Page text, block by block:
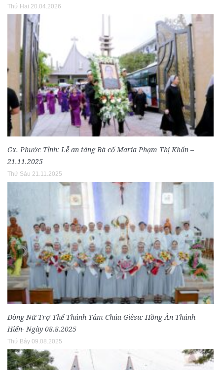
Thứ Hai 20.04.2026
Gx. Phước Tỉnh: Lễ an táng Bà cố Maria Phạm Thị Khấn –
21.11.2025
Thứ Sáu 21.11.2025
Dòng Nữ Trợ Thế Thánh Tâm Chúa Giêsu: Hồng Ân Thánh
Hiến- Ngày 08.8.2025
Thứ Bảy 09.08.2025